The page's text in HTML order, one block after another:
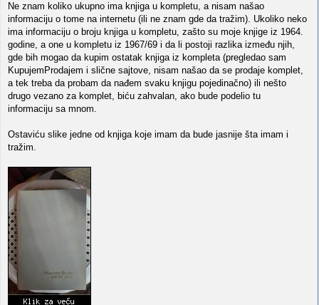
Ne znam koliko ukupno ima knjiga u kompletu, a nisam našao
informaciju o tome na internetu (ili ne znam gde da tražim). Ukoliko neko
ima informaciju o broju knjiga u kompletu, zašto su moje knjige iz 1964.
godine, a one u kompletu iz 1967/69 i da li postoji razlika između njih,
gde bih mogao da kupim ostatak knjiga iz kompleta (pregledao sam
KupujemProdajem i slične sajtove, nisam našao da se prodaje komplet,
a tek treba da probam da nađem svaku knjigu pojedinačno) ili nešto
drugo vezano za komplet, biću zahvalan, ako bude podelio tu
informaciju sa mnom.
Ostaviću slike jedne od knjiga koje imam da bude jasnije šta imam i
tražim.